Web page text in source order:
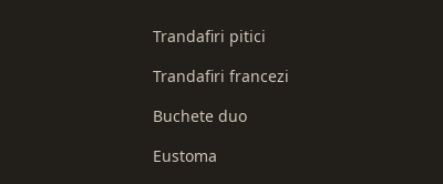
Trandafiri pitici
Trandafiri francezi
Buchete duo
Eustoma